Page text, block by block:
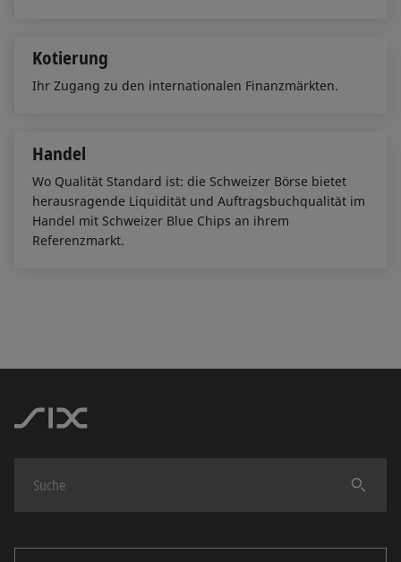
Kotierung
Ihr Zugang zu den internationalen Finanzmärkten.
Handel
Wo Qualität Standard ist: die Schweizer Börse bietet
herausragende Liquidität und Auftragsbuchqualität im
Handel mit Schweizer Blue Chips an ihrem
Referenzmarkt.
Finden